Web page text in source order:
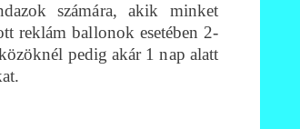
számára, akik minket
reklám ballonok esetében 2-
pedig akár 1 nap alatt